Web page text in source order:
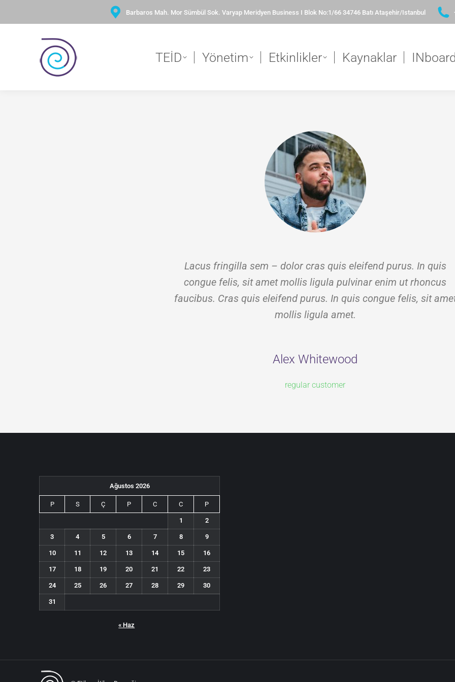
Barbaros Mah. Mor Sümbül Sok. Varyap Meridyen Business I Blok No:1/66 34746 Batı Ataşehir/Istanbul
TEİD Yönetim Etkinlikler Kaynaklar
Lacus fringilla sem – dolor cras quis eleifend purus. In quis
congue felis, sit amet mollis ligula pulvinar enim ut rhoncus
faucibus. Cras quis eleifend purus. In quis congue felis, sit
mollis ligula amet.
Alex Whitewood
regular customer
Ağustos 2026
P S Ç P C C P
1 2
3 4 5 6 7 8 9
10 11 12 13 14 15 16
17 18 19 20 21 22 23
24 25 26 27 28 29 30
31
« Haz